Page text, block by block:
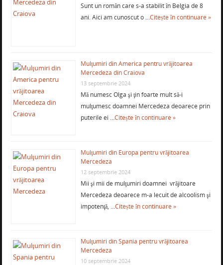
Sunt un român care s-a stabilit în Belgia de 8
ani. Aici am cunoscut o …Citește în continuare »
Mulţumiri din America pentru vrăjitoarea
Mercedeza din Craiova
13 septembrie 2024
Mă numesc Olga şi ţin foarte mult să-i
mulţumesc doamnei Mercedeza deoarece prin
puterile ei …Citește în continuare »
Mulţumiri din Europa pentru vrăjitoarea
Mercedeza
12 septembrie 2024
Mii şi mii de mulţumiri doamnei vrăjitoare
Mercedeza deoarece m-a lecuit de alcoolism şi
impotenţă, …Citește în continuare »
Mulţumiri din Spania pentru vrăjitoarea
Mercedeza
10 septembrie 2024